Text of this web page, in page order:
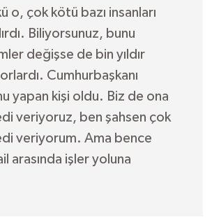
o, çok kötü bazı insanları
Biliyorsunuz, bunu
değişse de bin yıldır
Cumhurbaşkanı
yapan kişi oldu. Biz de ona
veriyoruz, ben şahsen çok
veriyorum. Ama bence
arasında işler yoluna